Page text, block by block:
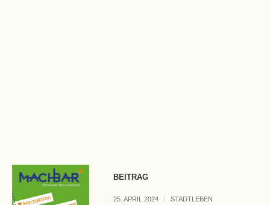
BEITRAG
25. APRIL 2024 STADTLEBEN